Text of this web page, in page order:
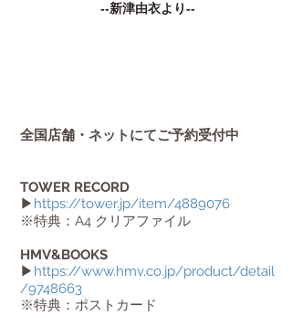
​--新津由衣より--
全国店舗・ネットにてご予約受付中
TOWER RECORD
▶︎ https://tower.jp/item/4889076
​※特典：A4 クリアファイル
HMV&BOOKS
▶︎ https://www.hmv.co.jp/product/detail
/9748663
​※特典：ポストカード